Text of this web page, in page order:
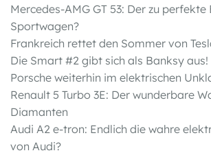
Mercedes-AMG GT 53: Der zu
Sportwagen?
Frankreich rettet den Sommer von
Die Smart #2 gibt sich als Banksy aus!
Porsche weiterhin im elektrischen
Renault 5 Turbo 3E: Der wunderbare
Diamanten
Audi A2 e-tron: Endlich die wahre
von Audi?